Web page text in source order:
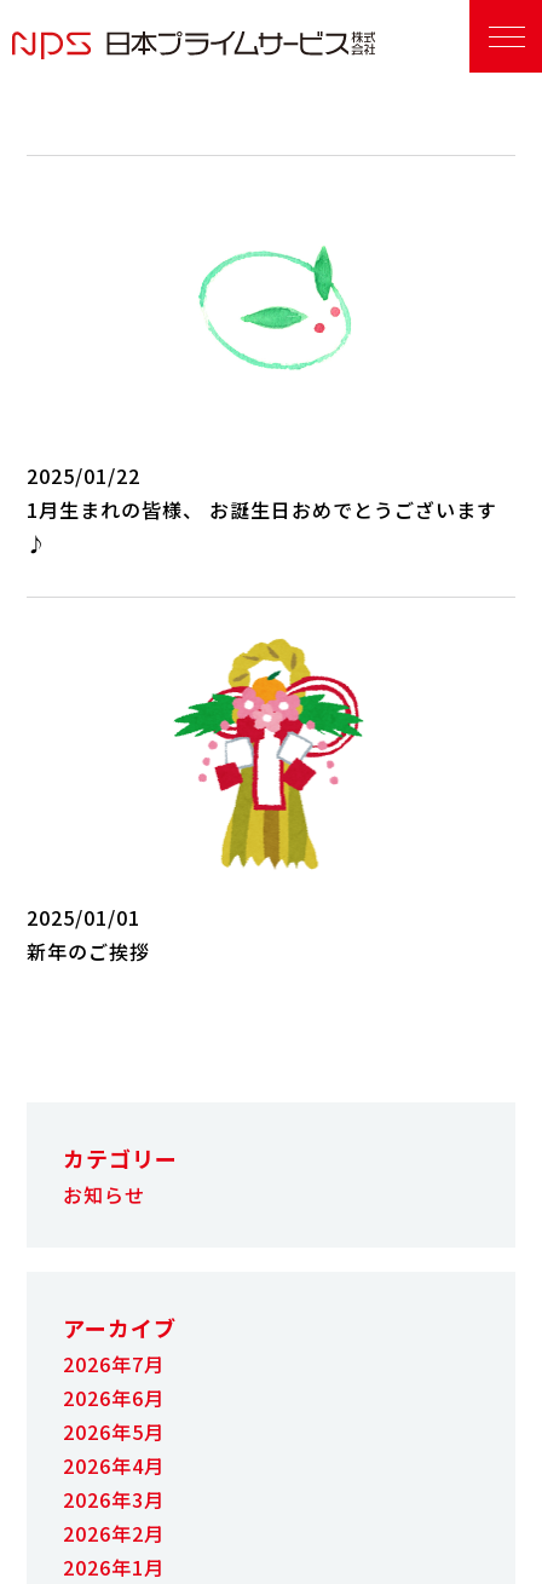
2025/01/22
1月生まれの皆様、 お誕生日おめでとうございます
♪
2025/01/01
新年のご挨拶
カテゴリー
お知らせ
アーカイブ
2026年7月
2026年6月
2026年5月
2026年4月
2026年3月
2026年2月
2026年1月